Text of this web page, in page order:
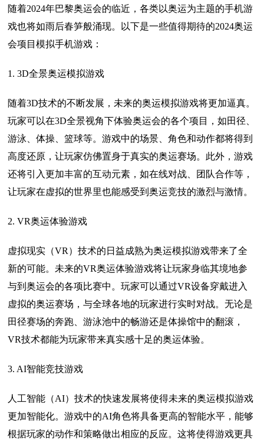
随着2024年巴黎奥运会的临近，各类以奥运为主题的手机游
戏也将如雨后春笋般涌现。以下是一些值得期待的2024奥运
会项目模拟手机游戏：
1. 3D全景奥运模拟游戏
随着3D技术的不断发展，未来的奥运模拟游戏将更加逼真。
玩家可以在3D全景视角下体验奥运会的各个项目，如田径、
游泳、体操、篮球等。游戏中的场景、角色和动作都将得到
高度还原，让玩家仿佛置身于真实的奥运赛场。此外，游戏
还将引入更加丰富的互动元素，如在线对战、团队合作等，
让玩家在虚拟的世界里也能感受到奥运竞技的激烈与激情。
2. VR奥运体验游戏
虚拟现实（VR）技术的日益成熟为奥运模拟游戏带来了全
新的可能。未来的VR奥运体验游戏将让玩家身临其境地参
与到奥运会的各项比赛中。玩家可以通过VR设备穿戴进入
虚拟的奥运赛场，与全球各地的玩家进行实时对战。无论是
田径赛场的奔跑、游泳池中的畅游还是体操馆中的翻滚，
VR技术都能为玩家带来真实感十足的奥运体验。
3. AI智能竞技游戏
人工智能（AI）技术的快速发展将使得未来的奥运模拟游戏
更加智能化。游戏中的AI角色将具备更高的智能水平，能够
根据玩家的动作和策略做出相应的反应。这将使得游戏更具